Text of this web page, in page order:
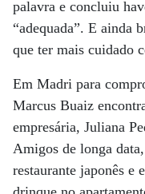
palavra e concluiu
“adequada”. E ainda
que ter mais cuidado
Em Madri para
Marcus Buaiz
empresária, Juliana
Amigos de longa
restaurante japonês e